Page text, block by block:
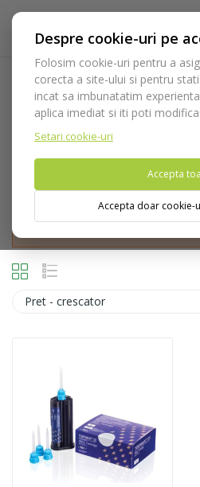
Despre cookie-uri pe
Folosim cookie-uri pentru a
corecta a site-ului si pentru
incat sa imbunatatim
aplica imediat si iti poti
Setari cookie-uri
Accepta
Accepta doar cookie-
Restaurare
Acasa Consumabile Protetica
Nu puteti plasa comenzi din tara
Pret - crescator